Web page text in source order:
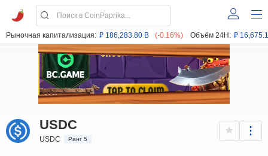
Рыночная капитализация: ₽ 186,283.80 B (-0.16%) Объём 24H: ₽
USDC
USDC Ранг 5